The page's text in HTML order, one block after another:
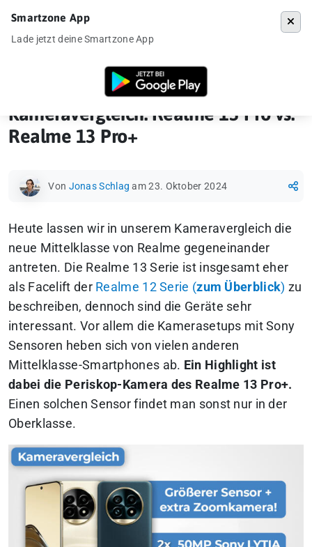
Ankündigung Kameravergleiche
Kameravergleich: Realme 13 Pro vs.
Realme 13 Pro+
Von Jonas Schlag am 23. Oktober 2024
Heute lassen wir in unserem Kameravergleich die
neue Mittelklasse von Realme gegeneinander
antreten. Die Realme 13 Serie ist insgesamt eher
als Facelift der Realme 12 Serie (zum Überblick) zu
beschreiben, dennoch sind die Geräte sehr
interessant. Vor allem die Kamerasetups mit Sony
Sensoren heben sich von vielen anderen
Mittelklasse-Smartphones ab. Ein Highlight ist
dabei die Periskop-Kamera des Realme 13 Pro+.
Einen solchen Sensor findet man sonst nur in der
Oberklasse.
Smartzone App
Lade jetzt deine Smartzone App